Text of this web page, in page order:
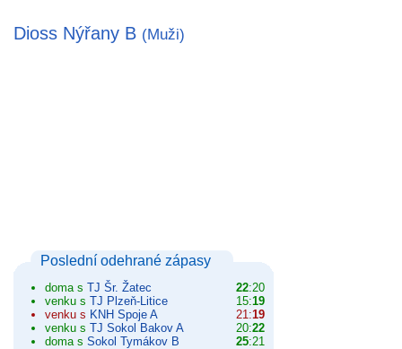
Dioss Nýřany B (Muži)
Poslední odehrané zápasy
22:20
doma s TJ Šr. Žatec
15:19
venku s TJ Plzeň-Litice
21:19
venku s KNH Spoje A
20:22
venku s TJ Sokol Bakov A
25:21
doma s Sokol Tymákov B